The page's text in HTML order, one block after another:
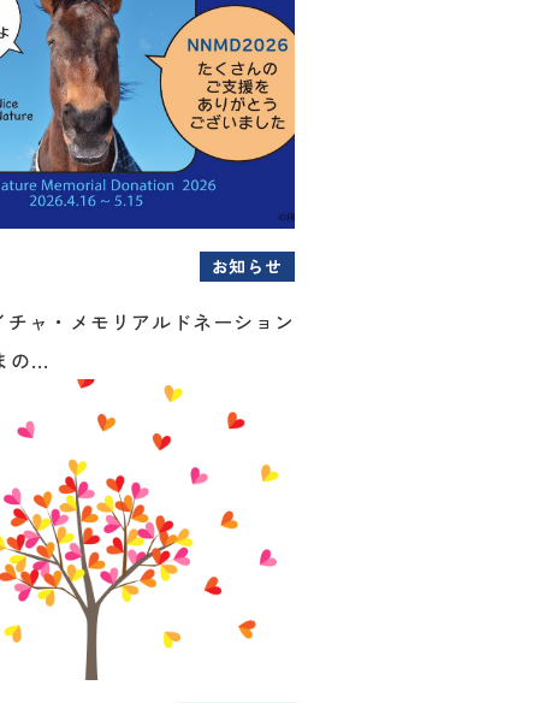
お知らせ
ャ・メモリアルドネーション
の...